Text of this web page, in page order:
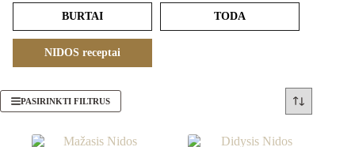
BURTAI TODA
NIDOS receptai
PASIRINKTI FILTRUS